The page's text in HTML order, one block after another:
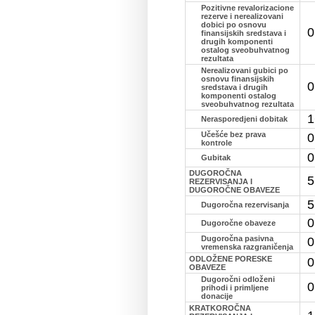
Pozitivne revalorizacione
rezerve i nerealizovani
dobici po osnovu
finansijskih sredstava i
drugih komponenti
ostalog sveobuhvatnog
rezultata
0
Nerealizovani gubici po
osnovu finansijskih
sredstava i drugih
komponenti ostalog
sveobuhvatnog rezultata
0
Nerasporedjeni dobitak
Učešće bez prava
kontrole
0
Gubitak 0
DUGOROČNA
REZERVISANJA I
DUGOROČNE OBAVEZE
Dugoročna rezervisanja
Dugoročne obaveze 0
Dugoročna pasivna
vremenska razgraničenja
0
ODLOŽENE PORESKE
OBAVEZE
0
Dugoročni odloženi
prihodi i primljene
donacije
0
KRATKOROČNA